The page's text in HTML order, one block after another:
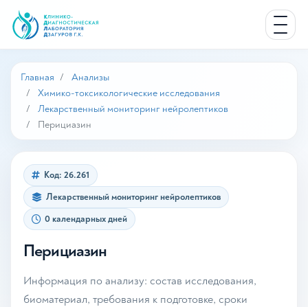
Главная
Анализы
Химико-токсикологические исследования
Лекарственный мониторинг нейролептиков
Перициазин
Код: 26.261
Лекарственный мониторинг нейролептиков
0 календарных дней
Перициазин
Информация по анализу: состав исследования,
биоматериал, требования к подготовке, сроки